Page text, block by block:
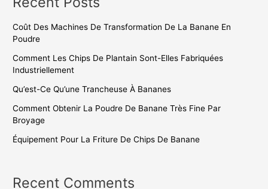
Coût Des Machines De Transformation De La Banane En
Poudre
Comment Les Chips De Plantain Sont-Elles Fabriquées
Industriellement
Qu’est-Ce Qu’une Trancheuse À Bananes
Comment Obtenir La Poudre De Banane Très Fine Par
Broyage
Équipement Pour La Friture De Chips De Banane
Recent Comments